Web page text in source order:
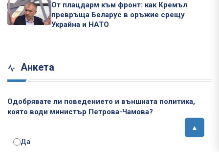
От плацдарм към фронт: как Кремъл
превръща Беларус в оръжие срещу
Украйна и НАТО
Анкета
Одобрявате ли поведението и външната политика,
която води министър Петрова-Чамова?
Да